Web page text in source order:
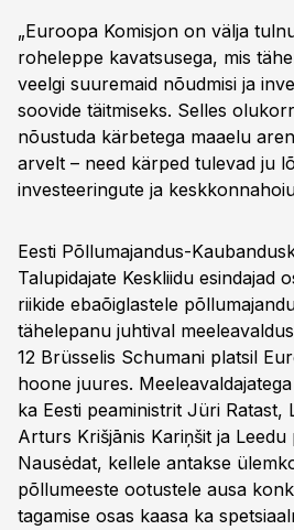
„Euroopa Komisjon on välja
roheleppe kavatsusega, mis
veelgi suuremaid nõudmisi ja
soovide täitmiseks. Selles
nõustuda kärbetega maaelu
arvelt – need kärped tulevad ju
investeeringute ja
Eesti Põllumajandus-
Talupidajate Keskliidu esindajad
riikide ebaõiglastele
tähelepanu juhtival
12 Brüsselis Schumani platsil
hoone juures.
ka Eesti peaministrit Jüri Ratast,
Arturs Krišjānis Kariņšit ja Leedu
Nausėdat, kellele antakse
põllumeeste ootustele ausa
tagamise osas kaasa ka